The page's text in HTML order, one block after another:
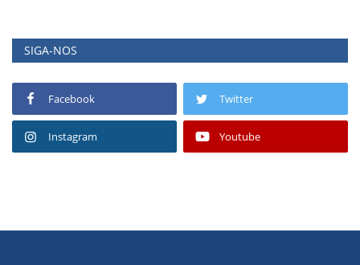
SIGA-NOS
Facebook Twitter
Instagram Youtube